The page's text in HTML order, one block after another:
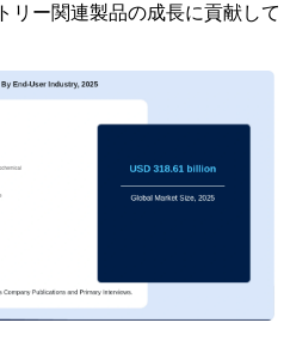
リー関連製品の成長に貢献して